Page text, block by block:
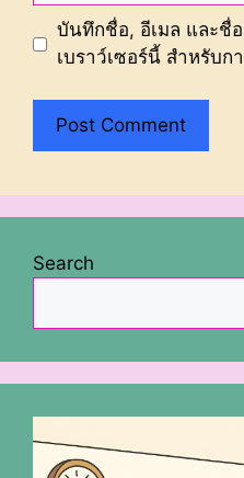
บันทึกชื่อ, อีเมล และชื่
เบราว์เซอร์นี้ สำหรับก
Search